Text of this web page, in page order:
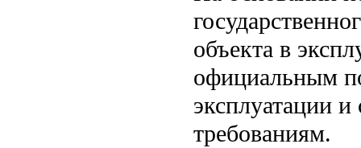
объекта в
официальным
эксплуатации и
требованиям.